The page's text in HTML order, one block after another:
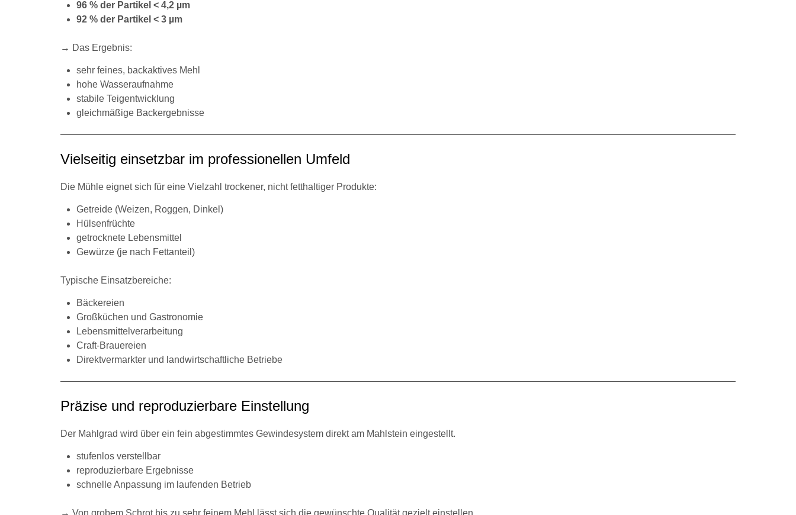
96 % der Partikel < 4,2 µm
92 % der Partikel < 3 µm
→ Das Ergebnis:
sehr feines, backaktives Mehl
hohe Wasseraufnahme
stabile Teigentwicklung
gleichmäßige Backergebnisse
Vielseitig einsetzbar im professionellen Umfeld
Die Mühle eignet sich für eine Vielzahl trockener, nicht fetthaltiger Produkte:
Getreide (Weizen, Roggen, Dinkel)
Hülsenfrüchte
getrocknete Lebensmittel
Gewürze (je nach Fettanteil)
Typische Einsatzbereiche:
Bäckereien
Großküchen und Gastronomie
Lebensmittelverarbeitung
Craft-Brauereien
Direktvermarkter und landwirtschaftliche Betriebe
Präzise und reproduzierbare Einstellung
Der Mahlgrad wird über ein fein abgestimmtes Gewindesystem direkt am Mahlstein eingestellt.
stufenlos verstellbar
reproduzierbare Ergebnisse
schnelle Anpassung im laufenden Betrieb
→ Von grobem Schrot bis zu sehr feinem Mehl lässt sich die gewünschte Qualität gezielt einstellen.